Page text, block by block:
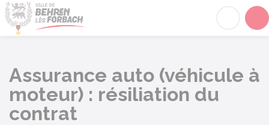
Assurance auto (véhicule à
moteur) : résiliation du
contrat